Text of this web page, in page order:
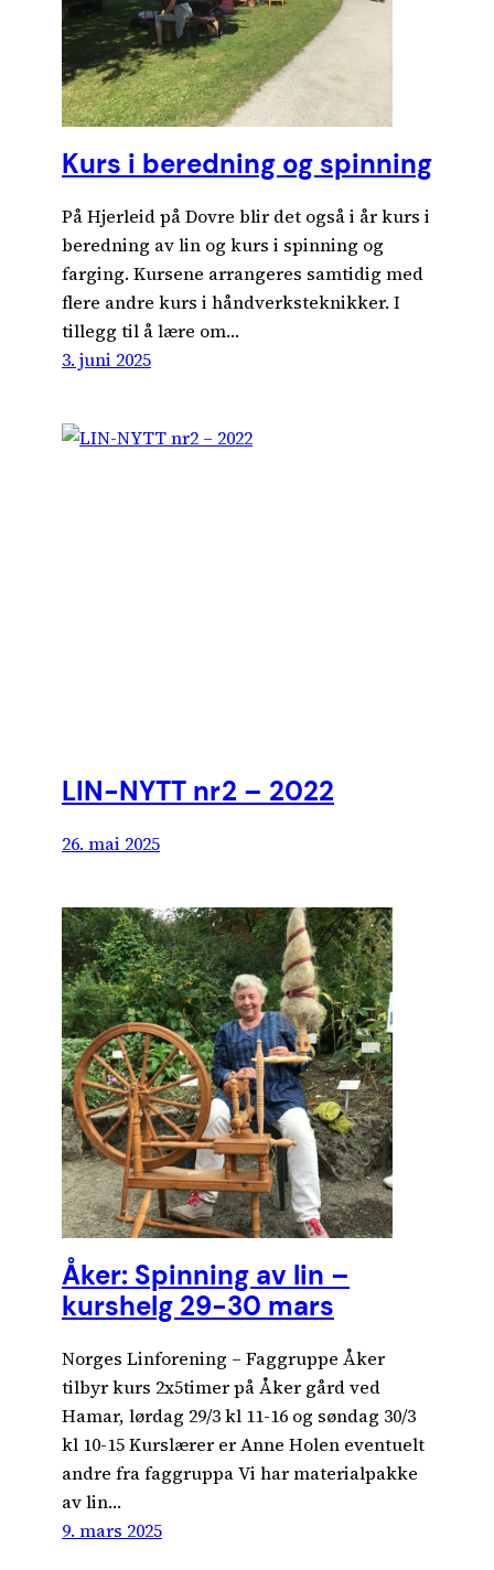
Kurs i beredning og spinning
På Hjerleid på Dovre blir det også i år kurs i
beredning av lin og kurs i spinning og
farging. Kursene arrangeres samtidig med
flere andre kurs i håndverksteknikker. I
tillegg til å lære om…
3. juni 2025
LIN-NYTT nr2 – 2022
26. mai 2025
Åker: Spinning av lin –
kurshelg 29-30 mars
Norges Linforening – Faggruppe Åker
tilbyr kurs 2x5timer på Åker gård ved
Hamar, lørdag 29/3 kl 11-16 og søndag 30/3
kl 10-15 Kurslærer er Anne Holen eventuelt
andre fra faggruppa Vi har materialpakke
av lin…
9. mars 2025